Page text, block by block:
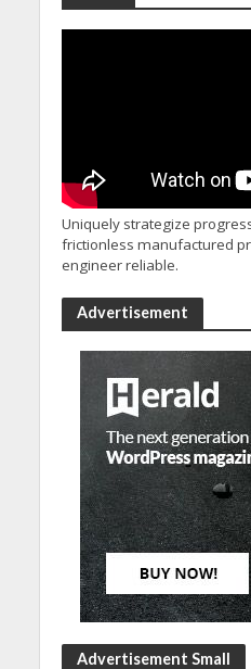
Uniquely strategize
frictionless manufactured
engineer reliable.
Advertisement
Advertisement Small